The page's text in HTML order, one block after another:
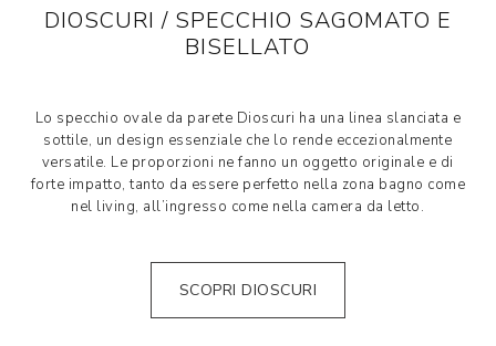
DIOSCURI / SPECCHIO SAGOMATO E
BISELLATO
Lo specchio ovale da parete Dioscuri ha una linea slanciata e
sottile, un design essenziale che lo rende eccezionalmente
versatile. Le proporzioni ne fanno un oggetto originale e di
forte impatto, tanto da essere perfetto nella zona bagno come
nel living, all’ingresso come nella camera da letto.
SCOPRI DIOSCURI